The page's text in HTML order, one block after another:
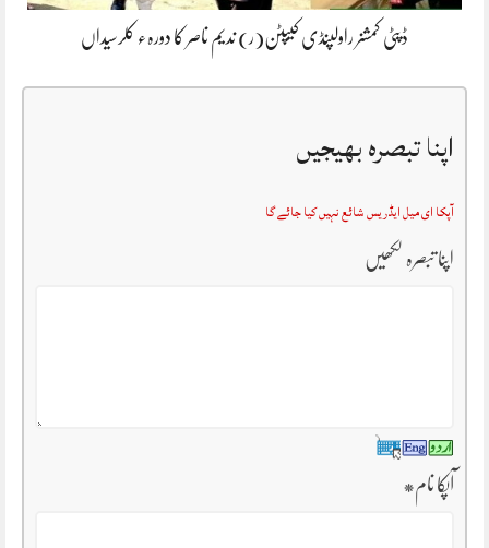
ڈپٹی کمشنر راولپنڈی کیپٹن(ر) ندیم ناصر کا دورہء کلرسیداں
اپنا تبصرہ بھیجیں
آپکا ای میل ایڈریس شائع نہیں کیا جائے گا
اپنا تبصرہ لکھیں
آپکا نام*